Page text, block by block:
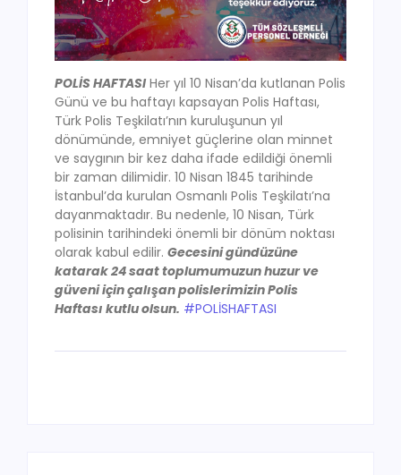
POLİS HAFTASIHer yıl 10 Nisan’da kutlanan Polis
Günü ve bu haftayı kapsayan Polis Haftası,
Türk Polis Teşkilatı’nın kuruluşunun yıl
dönümünde, emniyet güçlerine olan minnet
ve saygının bir kez daha ifade edildiği önemli
bir zaman dilimidir. 10 Nisan 1845 tarihinde
İstanbul’da kurulan Osmanlı Polis Teşkilatı’na
dayanmaktadır. Bu nedenle, 10 Nisan, Türk
polisinin tarihindeki önemli bir dönüm noktası
olarak kabul edilir. Gecesini gündüzüne
katarak 24 saat toplumumuzun huzur ve
güveni için çalışan polislerimizin Polis
Haftası kutlu olsun. #POLİSHAFTASI